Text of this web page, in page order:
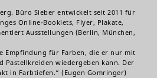
Büro Sieber entwickelt seit 2011 für
Online-Booklets, Flyer, Plakate,
Ausstellungen (Berlin, München,
Empfindung für Farben, die er nur mit
Pastellkreiden wiedergeben kann. Der
in Farbtiefen.“ (Eugen Gomringer)